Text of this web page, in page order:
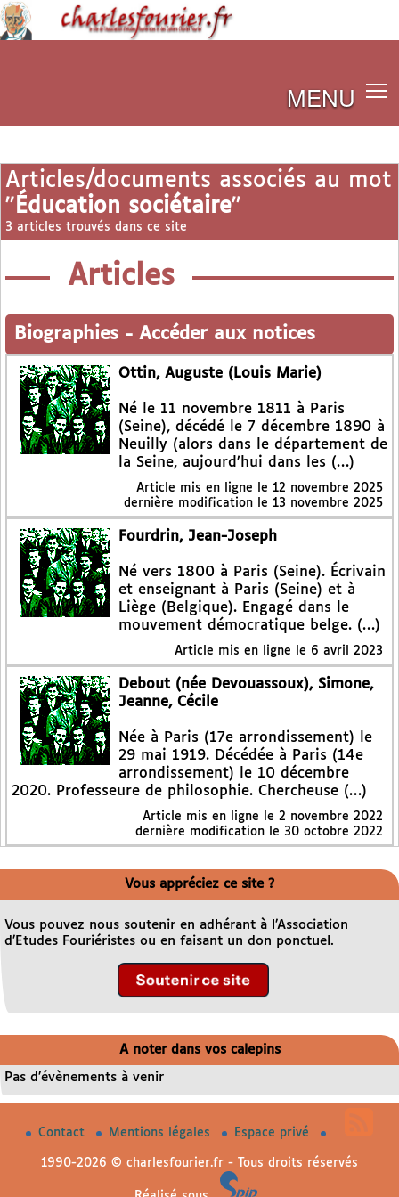
MENU
Articles/documents associés au mot
" Éducation sociétaire"
3 articles trouvés dans ce site
Articles
Biographies - Accéder aux notices
Ottin, Auguste (Louis Marie)
Né le 11 novembre 1811 à Paris
(Seine), décédé le 7 décembre 1890 à
Neuilly (alors dans le département de
la Seine, aujourd’hui dans les (…)
Article mis en ligne le 12 novembre 2025
dernière modification le 13 novembre 2025
Fourdrin, Jean-Joseph
Né vers 1800 à Paris (Seine). Écrivain
et enseignant à Paris (Seine) et à
Liège (Belgique). Engagé dans le
mouvement démocratique belge. (…)
Article mis en ligne le 6 avril 2023
Debout (née Devouassoux), Simone,
Jeanne, Cécile
Née à Paris (17e arrondissement) le
29 mai 1919. Décédée à Paris (14e
arrondissement) le 10 décembre
2020. Professeure de philosophie. Chercheuse (…)
Article mis en ligne le 2 novembre 2022
dernière modification le 30 octobre 2022
Vous appréciez ce site ?
Vous pouvez nous soutenir en adhérant à l’Association
d’Etudes Fouriéristes ou en faisant un don ponctuel.
A noter dans vos calepins
Pas d’évènements à venir
Contact Mentions légales Espace privé
1990-2026 © charlesfourier.fr - Tous droits réservés